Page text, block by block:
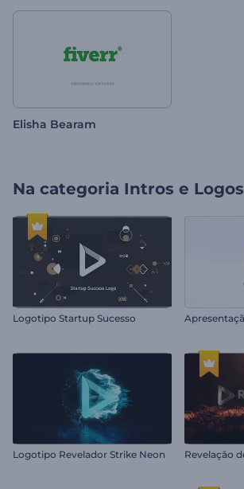
Elisha Bearam
Na categoria Intros e Logos
Logotipo Startup Sucesso
Logotipo Revelador Strike Neon